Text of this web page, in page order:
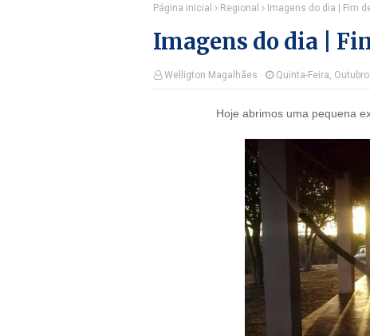
Página inicial Regional Imagens do dia | Fim
Imagens do dia |
Welligton Magalhães Quinta-Feira,
Hoje abrimos uma pequena